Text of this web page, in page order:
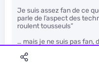
Je suis assez fan de ce
parle de l’aspect des
roulent tousseuls”
… mais je ne suis pas fan,
options “auto-pilotage”